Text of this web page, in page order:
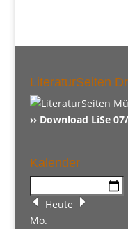
LiteraturSeiten
›› Download LiSe
Kalender
Heute
Mo.